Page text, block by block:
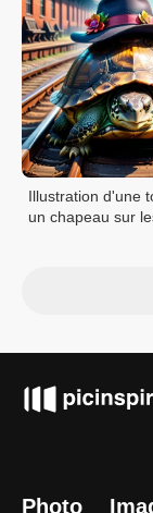
Illustration d'une
un chapeau sur
Photo